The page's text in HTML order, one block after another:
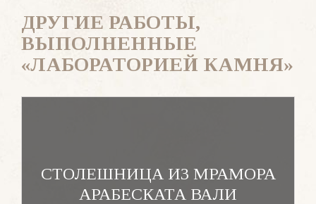
ДРУГИЕ РАБОТЫ,
ВЫПОЛНЕННЫЕ
«ЛАБОРАТОРИЕЙ КАМНЯ»
СТОЛЕШНИЦА ИЗ МРАМОРА
АРАБЕСКАТА ВАЛИ